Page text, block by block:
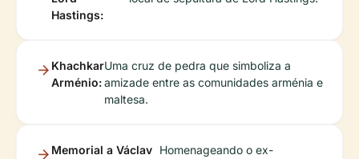
Hastings:
Khachkar
Arménio:
Uma cruz de pedra que simboliza a
amizade entre as comunidades arménia e
maltesa.
Memorial a Václav Homenageando o ex-